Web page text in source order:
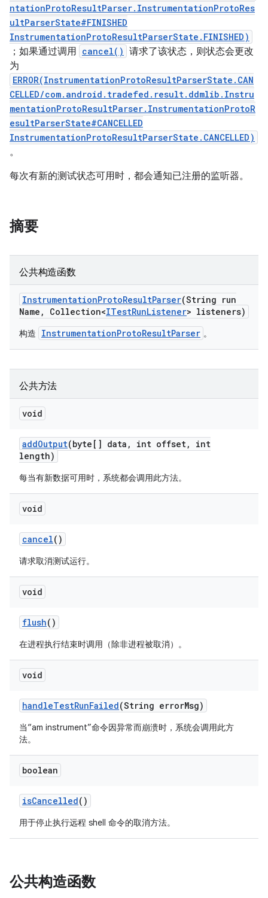
ntationProtoResultParser.InstrumentationProtoRes
ultParserState#FINISHED
InstrumentationProtoResultParserState.FINISHED)
；如果通过调用 cancel() 请求了该状态，则状态会更改
为
ERROR(InstrumentationProtoResultParserState.CAN
CELLED/com.android.tradefed.result.ddmlib.Instru
mentationProtoResultParser.InstrumentationProtoR
esultParserState#CANCELLED
InstrumentationProtoResultParserState.CANCELLED)
。
每次有新的测试状态可用时，都会通知已注册的监听器。
摘要
公共构造函数
InstrumentationProtoResultParser(String run
Name , Collection<ITestRunListener> listeners)
构造 InstrumentationProtoResultParser 。
公共方法
void
addOutput(byte[] data , int offset,
int
length)
每当有新数据可用时，系统都会调用此方法。
void
cancel()
请求取消测试运行。
void
flush()
在进程执行结束时调用（除非进程被取消）。
void
handleTestRunFailed(String errorMsg)
当“am instrument”命令因异常而崩溃时，系统会调用此方
法。
boolean
isCancelled()
用于停止执行远程 shell 命令的取消方法。
公共构造函数